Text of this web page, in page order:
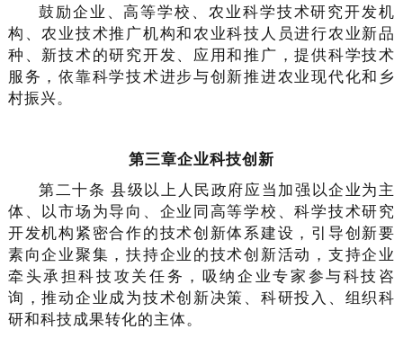
鼓励企业、高等学校、农业科学技术研究开发机
构、农业技术推广机构和农业科技人员进行农业新品
种、新技术的研究开发、应用和推广，提供科学技术
服务，依靠科学技术进步与创新推进农业现代化和乡
村振兴。
第三章企业科技创新
第二十条 县级以上人民政府应当加强以企业为主
体、以市场为导向、企业同高等学校、科学技术研究
开发机构紧密合作的技术创新体系建设，引导创新要
素向企业聚集，扶持企业的技术创新活动，支持企业
牵头承担科技攻关任务，吸纳企业专家参与科技咨
询，推动企业成为技术创新决策、科研投入、组织科
研和科技成果转化的主体。